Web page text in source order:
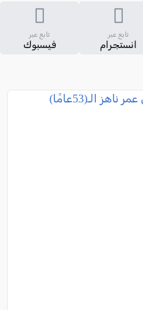
تابع عبر
انستجرام
تابع عبر
فيسبوك